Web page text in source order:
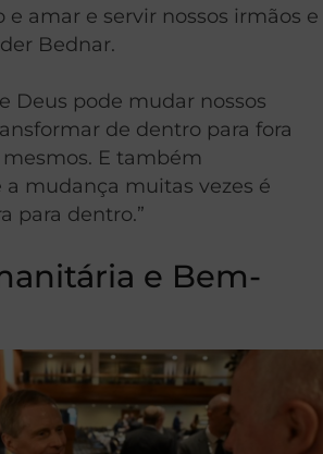
e amar e servir nossos irmãos e
Bednar.
Deus pode mudar nossos
de dentro para fora
E também
mudança muitas vezes é
para dentro.”
e Bem-